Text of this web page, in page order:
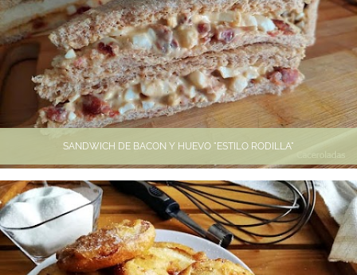
SANDWICH DE BACON Y HUEVO "ESTILO RODILLA"